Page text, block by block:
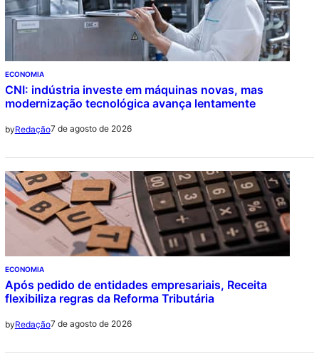
ECONOMIA
CNI: indústria investe em máquinas novas, mas
modernização tecnológica avança lentamente
byRedação7 de agosto de 2026
ECONOMIA
Após pedido de entidades empresariais, Receita
flexibiliza regras da Reforma Tributária
byRedação7 de agosto de 2026